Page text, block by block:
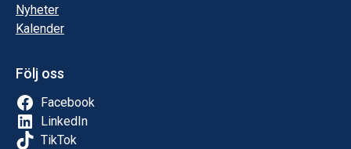
Nyheter
Kalender
Följ oss
Facebook
LinkedIn
TikTok